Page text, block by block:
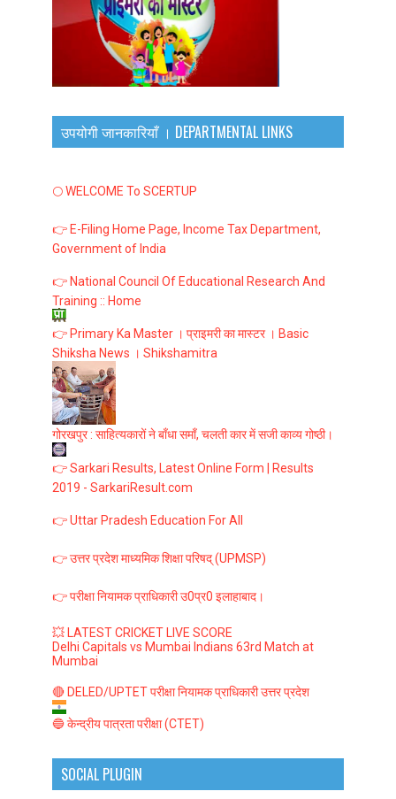
उपयोगी जानकारियाँ । DEPARTMENTAL LINKS
🌕 WELCOME To SCERTUP
👉 E-Filing Home Page, Income Tax Department,
Government of India
👉 National Council Of Educational Research And
Training :: Home
👉 Primary Ka Master । प्राइमरी का मास्टर । Basic
Shiksha News । Shikshamitra
गोरखपुर : साहित्यकारों ने बाँधा समाँ, चलती कार में सजी काव्य गोष्ठी।
👉 Sarkari Results, Latest Online Form | Results
2019 - SarkariResult.com
👉 Uttar Pradesh Education For All
👉 उत्तर प्रदेश माध्यमिक शिक्षा परिषद् (UPMSP)
👉 परीक्षा नियामक प्राधिकारी उ0प्र0 इलाहाबाद।
💥 LATEST CRICKET LIVE SCORE
Delhi Capitals vs Mumbai Indians 63rd Match at
Mumbai
🔴 DELED/UPTET परीक्षा नियामक प्राधिकारी उत्तर प्रदेश
🔵 केन्द्रीय पात्रता परीक्षा (CTET)
SOCIAL PLUGIN